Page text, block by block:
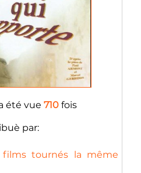
été vue 710 fois
par:
films tournés la même